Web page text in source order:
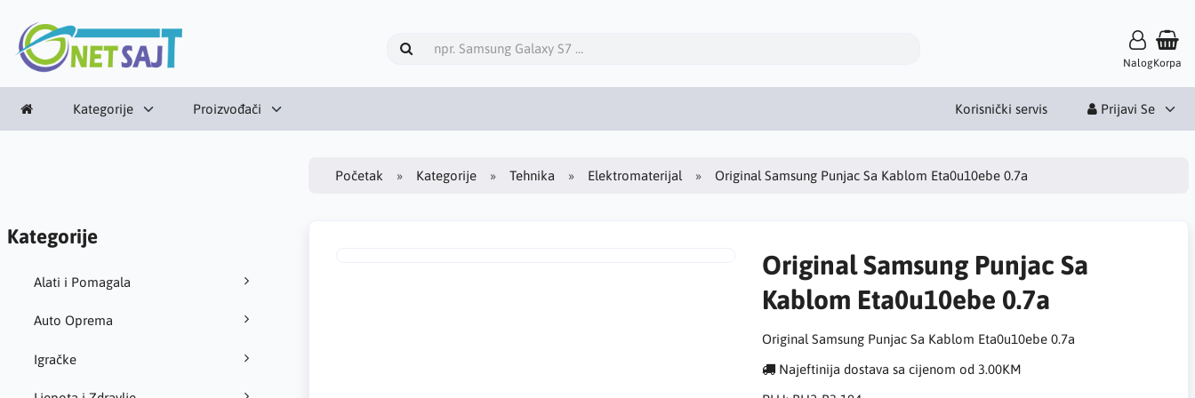
NalogKorpa
Kategorije Proizvođači Korisnički servis Prijavi Se
Kategorije
Alati i Pomagala
Auto Oprema
Igračke
Početak Kategorije Tehnika Elektromaterijal Original Samsung Punjac Sa Kablom Eta0u10ebe 0.7a
Original Samsung Punjac Sa
Kablom Eta0u10ebe 0.7a
Original Samsung Punjac Sa Kablom Eta0u10ebe 0.7a
Najeftinija dostava sa cijenom od 3.00KM